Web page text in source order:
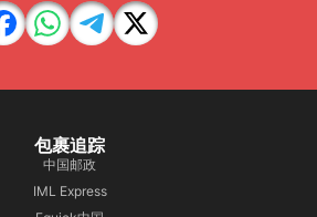
包裹追踪
中国邮政
IML Express